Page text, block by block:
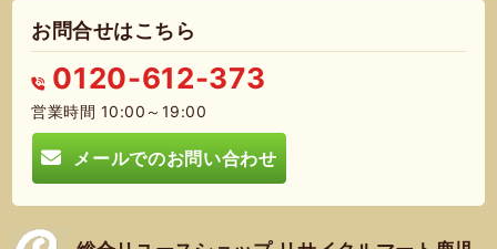
お問合せはこちら
0120-612-373
営業時間 10:00～19:00
メールでのお問い合わせ